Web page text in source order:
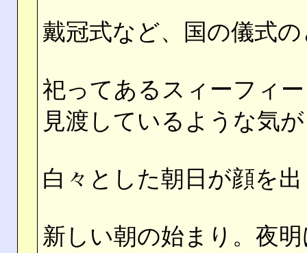
戴冠式など、国の儀式
祀ってあるスィーフィ
見渡しているような気
白々とした朝日が顔を
新しい朝の始まり。夜